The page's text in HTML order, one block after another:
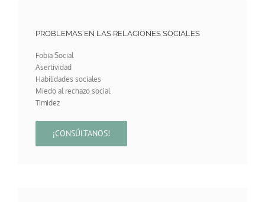
PROBLEMAS EN LAS RELACIONES SOCIALES
Fobia Social
Asertividad
Habilidades sociales
Miedo al rechazo social
Timidez
¡CONSÚLTANOS!